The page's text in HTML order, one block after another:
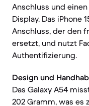
Anschluss und
Display. Das iPhone
Anschluss, der den
ersetzt, und nutzt
Authentifizierung.
Design und
Das Galaxy A54
202 Gramm, was es